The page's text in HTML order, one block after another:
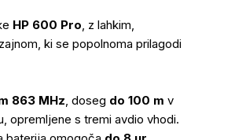
HP 600 Pro, z lahkim,
ki se popolnoma prilagodi
863 MHz, doseg do 100 m v
opremljene s tremi avdio vhodi.